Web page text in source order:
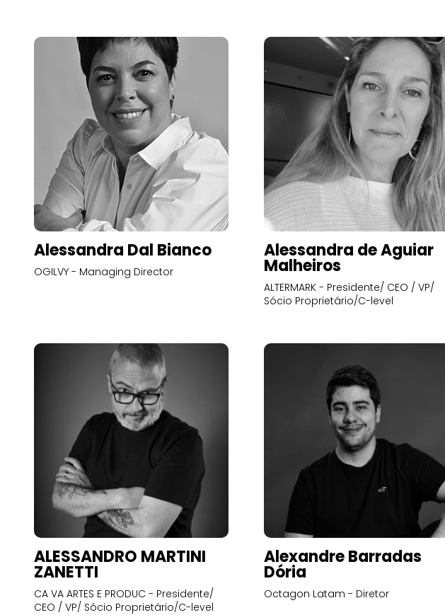
Alessandra Dal Bianco
OGILVY - Managing Director
Alessandra de Aguiar
Malheiros
ALTERMARK - Presidente/ CEO / VP/
Sócio Proprietário/C-level
ALESSANDRO MARTINI
ZANETTI
CA VA ARTES E PRODUC - Presidente/
CEO / VP/ Sócio Proprietário/C-level
Alexandre Barradas
Dória
Octagon Latam - Diretor